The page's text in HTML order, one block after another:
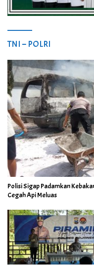
TNI – POLRI
Polisi Sigap Padamkan
Cegah Api Meluas